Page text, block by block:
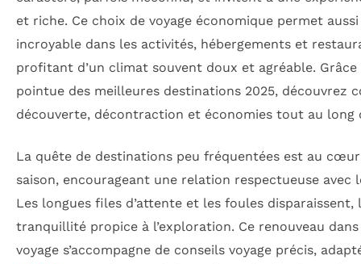
et riche. Ce choix de voyage économique permet
incroyable dans les activités, hébergements et
profitant d’un climat souvent doux et agréable.
pointue des meilleures destinations 2025, découvrez
découverte, décontraction et économies tout au long
La quête de destinations peu fréquentées est au
saison, encourageant une relation respectueuse avec
Les longues files d’attente et les foules disparaissent,
tranquillité propice à l’exploration. Ce renouveau dans
voyage s’accompagne de conseils voyage précis,